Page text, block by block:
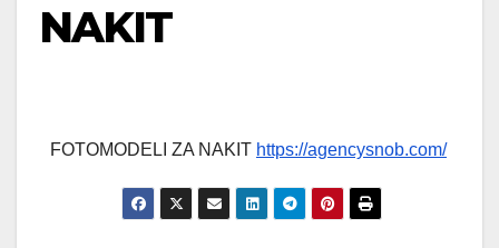
NAKIT
FOTOMODELI ZA NAKIT https://agencysnob.com/